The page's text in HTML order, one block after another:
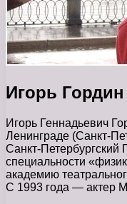
Игорь
Игорь Геннадьевич
Ленинграде (Санкт-
Санкт-Петербургский
специальности
академию
С 1993 года — актер